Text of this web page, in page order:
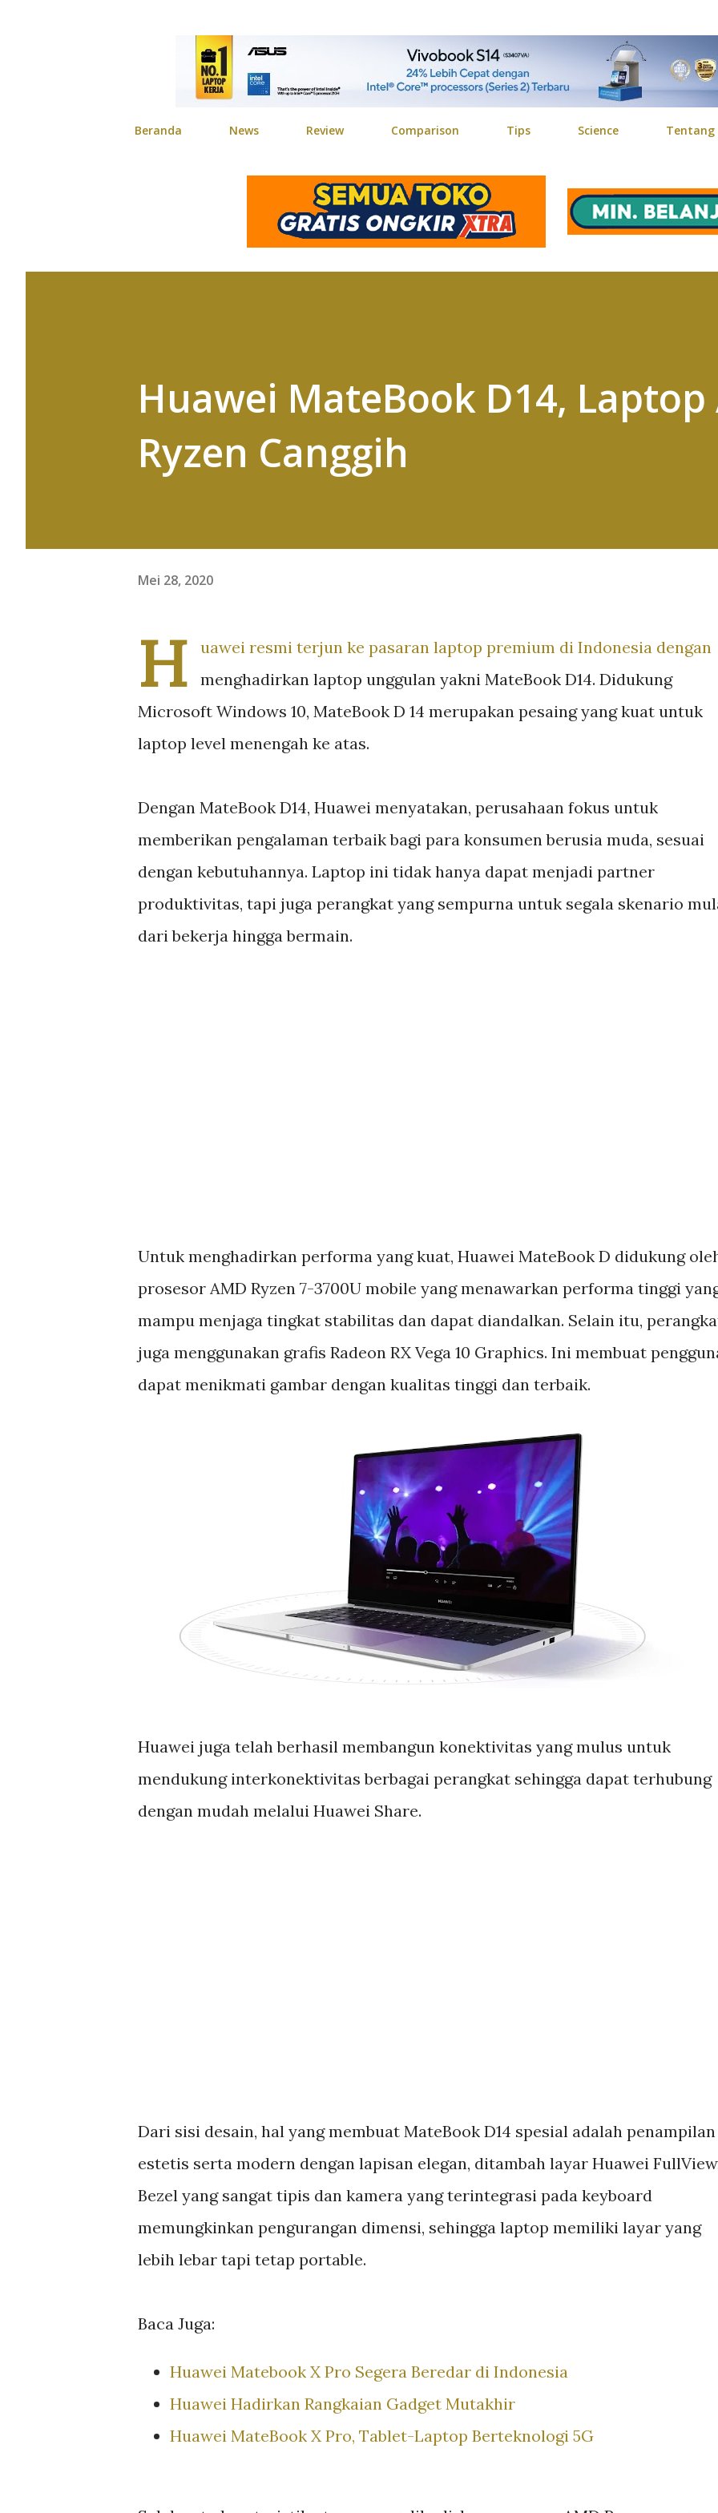
Beranda News Review Comparison Tips Science Tentang
Huawei MateBook D14, Laptop
Ryzen Canggih
Mei 28, 2020
H
uawei resmi terjun ke pasaran laptop premium di Indonesia dengan
menghadirkan laptop unggulan yakni MateBook D14. Didukung
Microsoft Windows 10, MateBook D 14 merupakan pesaing yang kuat untuk
laptop level menengah ke atas.
Dengan MateBook D14, Huawei menyatakan, perusahaan fokus untuk
memberikan pengalaman terbaik bagi para konsumen berusia muda, sesuai
dengan kebutuhannya. Laptop ini tidak hanya dapat menjadi partner
produktivitas, tapi juga perangkat yang sempurna untuk segala skenario
dari bekerja hingga bermain.
Untuk menghadirkan performa yang kuat, Huawei MateBook D didukung
prosesor AMD Ryzen 7-3700U mobile yang menawarkan performa tinggi
mampu menjaga tingkat stabilitas dan dapat diandalkan. Selain itu,
juga menggunakan grafis Radeon RX Vega 10 Graphics. Ini membuat
dapat menikmati gambar dengan kualitas tinggi dan terbaik.
Huawei juga telah berhasil membangun konektivitas yang mulus untuk
mendukung interkonektivitas berbagai perangkat sehingga dapat terhubung
dengan mudah melalui Huawei Share.
Dari sisi desain, hal yang membuat MateBook D14 spesial adalah penampilan
estetis serta modern dengan lapisan elegan, ditambah layar Huawei
Bezel yang sangat tipis dan kamera yang terintegrasi pada keyboard
memungkinkan pengurangan dimensi, sehingga laptop memiliki layar yang
lebih lebar tapi tetap portable.
Baca Juga:
Huawei Matebook X Pro Segera Beredar di Indonesia
Huawei Hadirkan Rangkaian Gadget Mutakhir
Huawei MateBook X Pro, Tablet-Laptop Berteknologi 5G